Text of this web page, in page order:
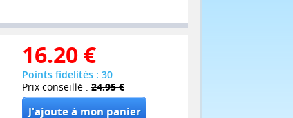
16.20 €
Points fidelités : 30
Prix conseillé : 24.95 €